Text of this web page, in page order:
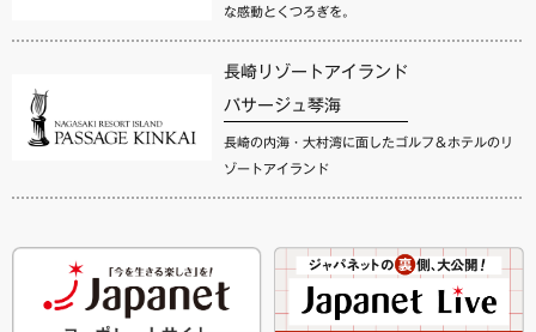
な感動とくつろぎを。
長崎リゾートアイランド
パサージュ琴海
長崎の内海・大村湾に面したゴルフ＆ホテルのリ
ゾートアイランド